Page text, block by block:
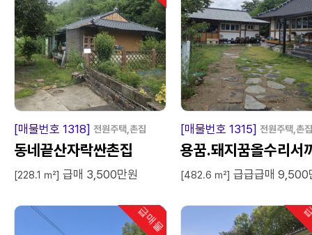
급 매 물
[매물번호 1318] 전원주택,촌집
동네끝산자락싼촌집
[228.1 ㎡] 급매 3,500만원
급 매
[매물번호 1315] 전원주택,촌집
용꿈.돼지꿈올수리서
한옥
[482.6 ㎡] 급급급매 9,500
급매물
인기